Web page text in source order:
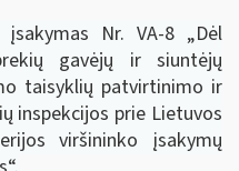
Nr. VA-8 „Dėl
gavėjų ir siuntėjų
taisyklių patvirtinimo ir
inspekcijos prie Lietuvos
viršininko įsakymų